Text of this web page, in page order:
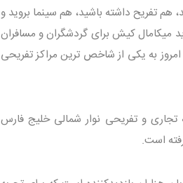
هم تفریح داشته باشید، هم سینما بروید و
میکامال کیش برای گردشگران و مسافران
تفریحی که در سال 1398 راه اندازی شد، امروز به یکی از شاخص ترین مراکز تفریحی
و تفریحی نوار شمالی خلیج فارس